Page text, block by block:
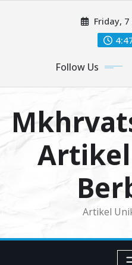
Friday,
Follow Us
Artikel